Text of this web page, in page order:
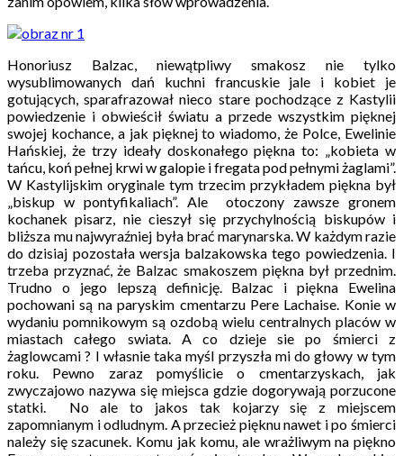
Honoriusz Balzac, niewątpliwy smakosz nie tylko
wysublimowanych dań kuchni francuskie jale i kobiet je
gotujących, sparafrazował nieco stare pochodzące z Kastylii
powiedzenie i obwieścił światu a przede wszystkim pięknej
swojej kochance, a jak pięknej to wiadomo, że Polce, Ewelinie
Hańskiej, że trzy ideały doskonałego piękna to: „kobieta w
tańcu, koń pełnej krwi w galopie i fregata pod pełnymi żaglami”.
W Kastylijskim oryginale tym trzecim przykładem piękna był
„biskup w pontyfikaliach”. Ale otoczony zawsze gronem
kochanek pisarz, nie cieszył się przychylnością biskupów i
bliższa mu najwyraźniej była brać marynarska. W każdym razie
do dzisiaj pozostała wersja balzakowska tego powiedzenia. I
trzeba przyznać, że Balzac smakoszem piękna był przednim.
Trudno o jego lepszą definicję. Balzac i piękna Ewelina
pochowani są na paryskim cmentarzu Pere Lachaise. Konie w
wydaniu pomnikowym są ozdobą wielu centralnych placów w
miastach całego swiata. A co dzieje sie po śmierci z
żaglowcami ? I własnie taka myśl przyszła mi do głowy w tym
roku. Pewno zaraz pomyślicie o cmentarzyskach, jak
zwyczajowo nazywa się miejsca gdzie dogorywają porzucone
statki. No ale to jakos tak kojarzy się z miejscem
zapomnianym i odludnym. A przecież pięknu nawet i po śmierci
należy się szacunek. Komu jak komu, ale wrażliwym na piękno